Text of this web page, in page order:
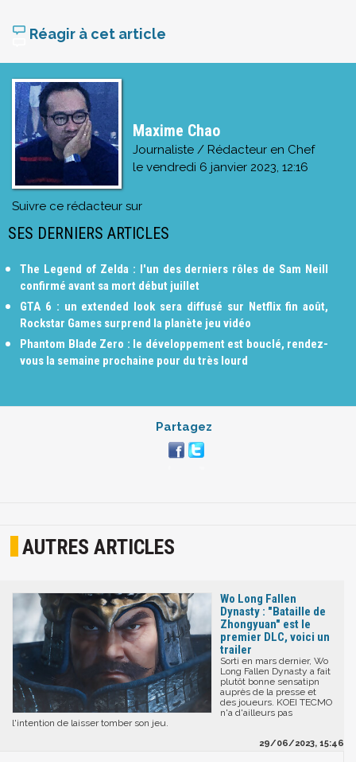
Réagir à cet article
Maxime Chao
Journaliste / Rédacteur en Chef
le vendredi 6 janvier 2023, 12:16
Suivre ce rédacteur sur
SES DERNIERS ARTICLES
The Legend of Zelda : l'un des derniers rôles de Sam Neill
confirmé avant sa mort début juillet
GTA 6 : un extended look sera diffusé sur Netflix fin août,
Rockstar Games surprend la planète jeu vidéo
Phantom Blade Zero : le développement est bouclé, rendez-
vous la semaine prochaine pour du très lourd
Partagez
AUTRES ARTICLES
Wo Long Fallen
Dynasty : "Bataille de
Zhongyuan" est le
premier DLC, voici un
trailer
Sorti en mars dernier, Wo
Long Fallen Dynasty a fait
plutôt bonne sensatipn
auprès de la presse et
des joueurs. KOEI TECMO
n'a d'ailleurs pas
l'intention de laisser tomber son jeu.
29/06/2023, 15:46